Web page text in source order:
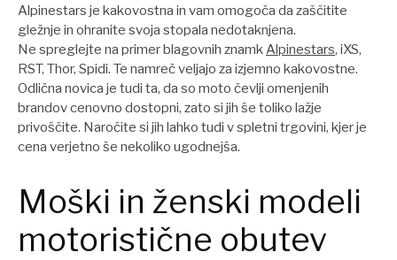
Alpinestars je kakovostna in vam omogoča da zaščitite
gležnje in ohranite svoja stopala nedotaknjena.
Ne spreglejte na primer blagovnih znamk Alpinestars, iXS,
RST, Thor, Spidi. Te namreč veljajo za izjemno kakovostne.
Odlična novica je tudi ta, da so moto čevlji omenjenih
brandov cenovno dostopni, zato si jih še toliko lažje
privoščite. Naročite si jih lahko tudi v spletni trgovini, kjer je
cena verjetno še nekoliko ugodnejša.
Moški in ženski modeli
motoristične obutev